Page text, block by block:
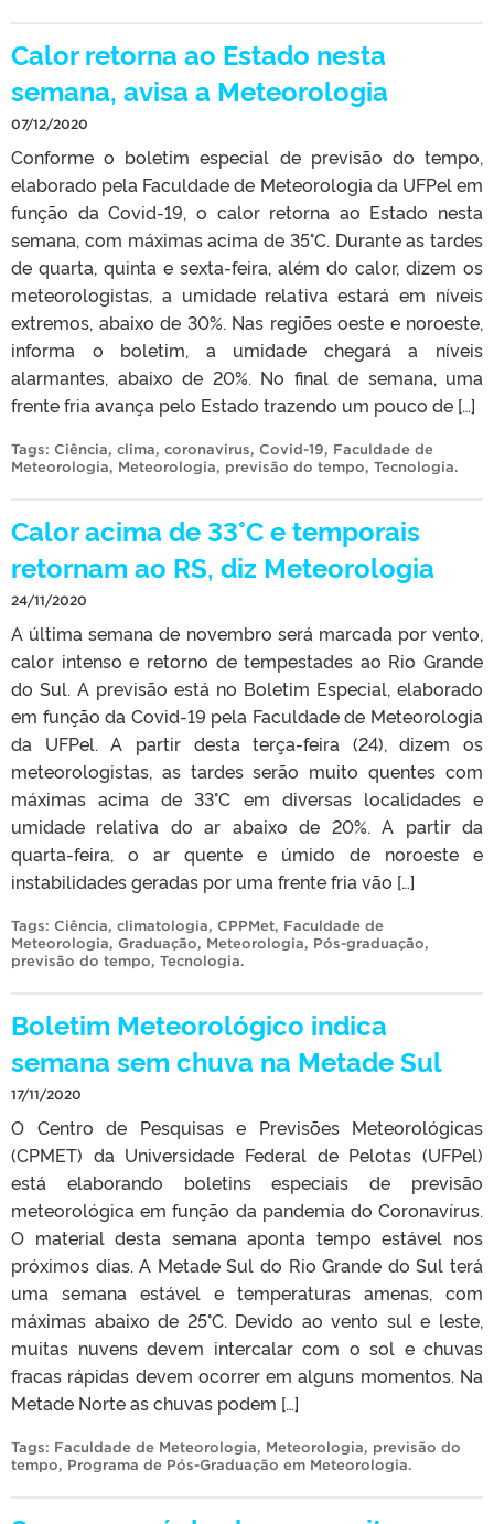
Calor retorna ao Estado nesta
semana, avisa a Meteorologia
07/12/2020
Conforme o boletim especial de previsão do tempo,
elaborado pela Faculdade de Meteorologia da UFPel em
função da Covid-19, o calor retorna ao Estado nesta
semana, com máximas acima de 35°C. Durante as tardes
de quarta, quinta e sexta-feira, além do calor, dizem os
meteorologistas, a umidade relativa estará em níveis
extremos, abaixo de 30%. Nas regiões oeste e noroeste,
informa o boletim, a umidade chegará a níveis
alarmantes, abaixo de 20%. No final de semana, uma
frente fria avança pelo Estado trazendo um pouco de […]
Tags: Ciência, clima, coronavirus, Covid-19, Faculdade de
Meteorologia, Meteorologia, previsão do tempo, Tecnologia.
Calor acima de 33°C e temporais
retornam ao RS, diz Meteorologia
24/11/2020
A última semana de novembro será marcada por vento,
calor intenso e retorno de tempestades ao Rio Grande
do Sul. A previsão está no Boletim Especial, elaborado
em função da Covid-19 pela Faculdade de Meteorologia
da UFPel. A partir desta terça-feira (24), dizem os
meteorologistas, as tardes serão muito quentes com
máximas acima de 33°C em diversas localidades e
umidade relativa do ar abaixo de 20%. A partir da
quarta-feira, o ar quente e úmido de noroeste e
instabilidades geradas por uma frente fria vão […]
Tags: Ciência, climatologia, CPPMet, Faculdade de
Meteorologia, Graduação, Meteorologia, Pós-graduação,
previsão do tempo, Tecnologia.
Boletim Meteorológico indica
semana sem chuva na Metade Sul
17/11/2020
O Centro de Pesquisas e Previsões Meteorológicas
(CPMET) da Universidade Federal de Pelotas (UFPel)
está elaborando boletins especiais de previsão
meteorológica em função da pandemia do Coronavírus.
O material desta semana aponta tempo estável nos
próximos dias. A Metade Sul do Rio Grande do Sul terá
uma semana estável e temperaturas amenas, com
máximas abaixo de 25°C. Devido ao vento sul e leste,
muitas nuvens devem intercalar com o sol e chuvas
fracas rápidas devem ocorrer em alguns momentos. Na
Metade Norte as chuvas podem […]
Tags: Faculdade de Meteorologia, Meteorologia, previsão do
tempo, Programa de Pós-Graduação em Meteorologia.